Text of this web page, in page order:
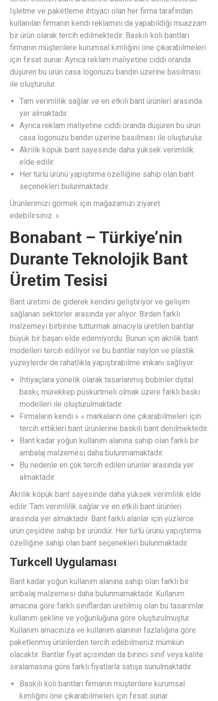
Işletme ve paketleme ihtiyacı olan her firma tarafından
kullanılan firmanın kendi reklamını da yapabildiği muazzam
bir ürün olarak tercih edilmektedir. Baskılı koli bantları
firmanın müşterilere kurumsal kimliğini öne çıkarabilmeleri
için fırsat sunar. Ayrıca reklam maliyetine ciddi oranda
düşüren bu ürün casa logonuzu bandın üzerine basılması
ile oluşturulur.
Tam verimlilik sağlar ve en etkili bant ürünleri arasında
yer almaktadır.
Ayrıca reklam maliyetine ciddi oranda düşüren bu ürün
casa logonuzu bandın üzerine basılması ile oluşturulur.
Akrilik köpük bant sayesinde daha yüksek verimlilik
elde edilir.
Her türlü ürünü yapıştırma özelliğine sahip olan bant
seçenekleri bulunmaktadır.
Ürünlerimizi görmek için mağazamızı ziyaret
edebilirsiniz. »
Bonabant – Türkiye’nin
Durante Teknolojik Bant
Üretim Tesisi
Bant üretimi de giderek kendini geliştiriyor ve gelişim
sağlanan sektörler arasında yer alıyor. Birden farklı
malzemeyi birbirine tutturmak amacıyla üretilen bantlar
büyük bir başarı elde edemiyordu. Bunun için akrilik bant
modelleri tercih ediliyor ve bu bantlar naylon ve plastik
yüzeylerde de rahatlıkla yapıştırabilme imkanı sağlıyor.
Ihtiyaçlara yönelik olarak tasarlanmış bobinler dijital
baskı, mürekkep püskürtmeli olmak üzere farklı baskı
modelleri ile oluşturulmaktadır.
Firmaların kendi » « markaların öne çıkarabilmeleri için
tercih ettikleri bant ürünlerine baskılı bant denilmektedir.
Bant kadar yoğun kullanım alanına sahip olan farklı bir
ambalaj malzemesi daha bulunmamaktadır.
Bu nedenle en çok tercih edilen ürünler arasında yer
almaktadır.
Akrilik köpük bant sayesinde daha yüksek verimlilik elde
edilir. Tam verimlilik sağlar ve en etkili bant ürünleri
arasında yer almaktadır. Bant farklı alanlar için yüzlerce
ürün çeşidine sahip bir üründür. Her türlü ürünü yapıştırma
özelliğine sahip olan bant seçenekleri bulunmaktadır.
Turkcell Uygulaması
Bant kadar yoğun kullanım alanına sahip olan farklı bir
ambalaj malzemesi daha bulunmamaktadır. Kullanım
amacına göre farklı sınıflardan üretilmiş olan bu tasarımlar
kullanım şekline ve yoğunluğuna göre oluşturulmuştur.
Kullanım amacınıza ve kullanım alanının fazlalığına göre
paketlenmiş ürünlerden tercih edebilmeniz mümkün
olacaktır. Bantlar fiyat açısından da birinci sınıf veya kalite
sıralamasına göre farklı fiyatlarla satışa sunulmaktadır.
Baskılı koli bantları firmanın müşterilere kurumsal
kimliğini öne çıkarabilmeleri için fırsat sunar.